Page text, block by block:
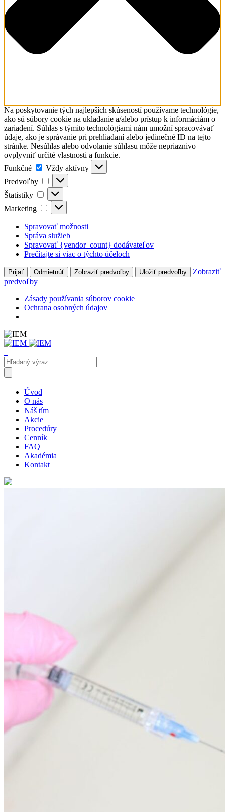
Na poskytovanie tých najlepších skúseností používame technológie,
ako sú súbory cookie na ukladanie a/alebo prístup k informáciám o
zariadení. Súhlas s týmito technológiami nám umožní spracovávať
údaje, ako je správanie pri prehliadaní alebo jedinečné ID na tejto
stránke. Nesúhlas alebo odvolanie súhlasu môže nepriaznivo
ovplyvniť určité vlastnosti a funkcie.
Funkčné
Funkčné
Vždy aktívny
Predvoľby
Predvoľby
Štatistiky Štatistiky
Marketing Marketing
Spravovať možnosti
Správa služieb
Spravovať {vendor_count} dodávateľov
Prečítajte si viac o týchto účeloch
Prijať Odmietnúť Zobraziť predvoľby Uložiť predvoľby
Zobraziť
predvoľby
Zásady používania súborov cookie
Ochrana osobných údajov
Úvod
O nás
Náš tím
Akcie
Procedúry
Cenník
FAQ
Akadémia
Kontakt